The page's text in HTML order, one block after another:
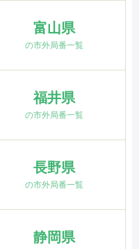
富山県
の市外局番一覧
福井県
の市外局番一覧
長野県
の市外局番一覧
静岡県